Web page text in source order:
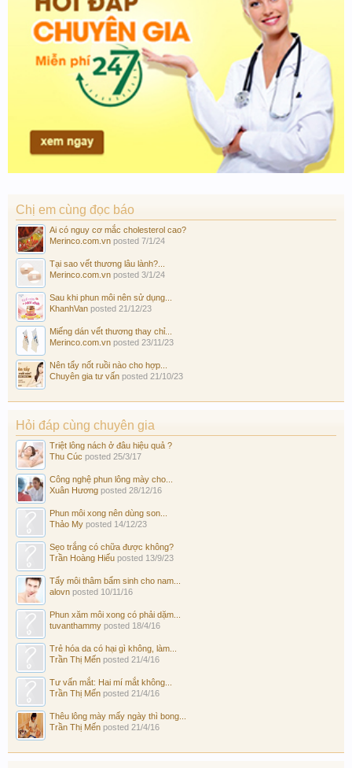
Chị em cùng đọc báo
Ai có nguy cơ mắc cholesterol cao?
Merinco.com.vn posted 7/1/24
Tại sao vết thương lâu lành?...
Merinco.com.vn posted 3/1/24
Sau khi phun môi nên sử dụng...
KhanhVan posted 21/12/23
Miếng dán vết thương thay chỉ...
Merinco.com.vn posted 23/11/23
Nên tẩy nốt ruồi nào cho hợp...
Chuyên gia tư vấn posted 21/10/23
Hỏi đáp cùng chuyên gia
Triệt lông nách ở đâu hiệu quả ?
Thu Cúc posted 25/3/17
Công nghệ phun lông mày cho...
Xuân Hương posted 28/12/16
Phun môi xong nên dùng son...
Thảo My posted 14/12/23
Sẹo trắng có chữa được không?
Trần Hoàng Hiếu posted 13/9/23
Tẩy môi thâm bẩm sinh cho nam...
alovn posted 10/11/16
Phun xăm môi xong có phải dặm...
tuvanthammy posted 18/4/16
Trẻ hóa da có hại gì không, làm...
Trần Thị Mến posted 21/4/16
Tư vấn mắt: Hai mí mắt không...
Trần Thị Mến posted 21/4/16
Thêu lông mày mấy ngày thì bong...
Trần Thị Mến posted 21/4/16